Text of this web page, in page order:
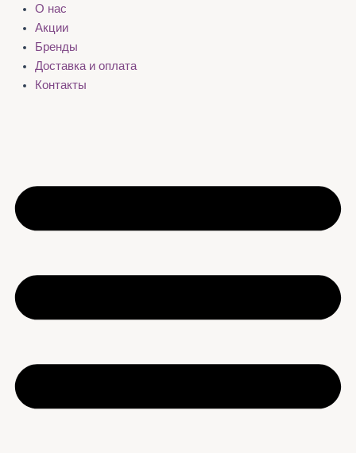
О нас
Акции
Бренды
Доставка и оплата
Контакты